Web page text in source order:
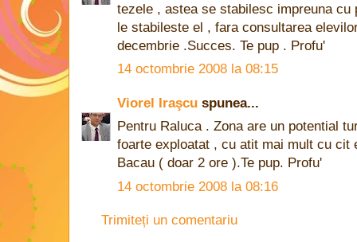
tezele , astea se stabilesc impreuna
le stabileste el , fara consultarea
decembrie .Succes. Te pup . Profu'
14 octombrie 2008 la 08:15
Viorel Iraşcu spunea...
Pentru Raluca . Zona are un potential
foarte exploatat , cu atit mai mult cu cit
Bacau ( doar 2 ore ).Te pup. Profu'
14 octombrie 2008 la 08:16
Trimiteți un comentariu